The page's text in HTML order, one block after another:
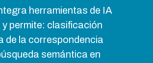
herramientas de IA
permite: clasificación
de la correspondencia
semántica en